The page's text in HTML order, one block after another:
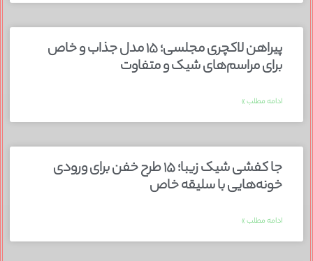
پیراهن لاکچری مجلسی؛ ۱۵ مدل جذاب و خاص
برای مراسم‌های شیک و متفاوت
ادامه مطلب »
جا کفشی شیک زیبا؛ ۱۵ طرح خفن برای ورودی
خونه‌هایی با سلیقه خاص
ادامه مطلب »